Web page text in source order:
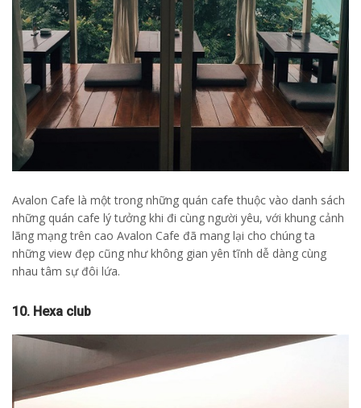
Avalon Cafe là một trong những quán cafe thuộc vào danh sách
những quán cafe lý tưởng khi đi cùng người yêu, với khung cảnh
lãng mạng trên cao Avalon Cafe đã mang lại cho chúng ta
những view đẹp cũng như không gian yên tĩnh dễ dàng cùng
nhau tâm sự đôi lứa.
10. Hexa club